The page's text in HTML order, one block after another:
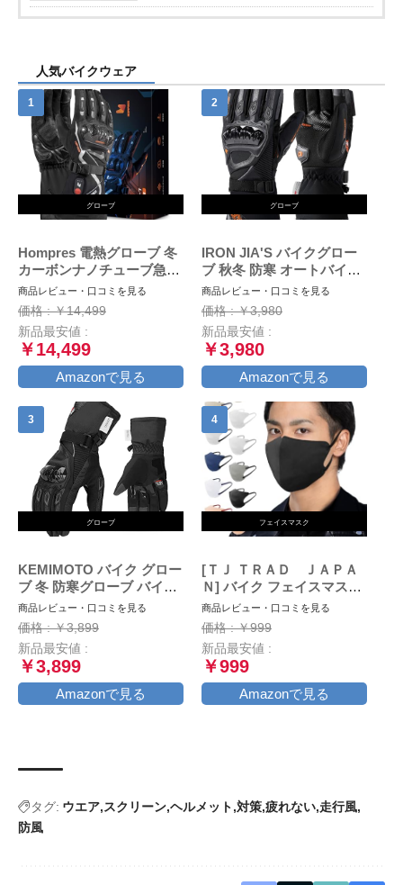
人気バイクウェア
グローブ
Hompres 電熱グローブ 冬
カーボンナノチューブ急速
発熱 バイク グローブ 大容
量バッテリー付 シガーソケ
ット給電 バッテリー残量表
示 4段階温度調節 スマホ対
応 防寒防風 撥水加工 通勤
通学 作業 男女兼用L
商品レビュー・口コミを見る
価格 : ￥14,499
新品最安値 :
￥14,499
Amazonで見る
グローブ
IRON JIA'S バイクグロー
ブ 秋冬 防寒 オートバイ手
袋 冬用 スマホ対応 防水 防
風 保護手袋 裏起毛 滑り止
め ブラック M
商品レビュー・口コミを見る
価格 : ￥3,980
新品最安値 :
￥3,980
Amazonで見る
グローブ
KEMIMOTO バイク グロー
ブ 冬 防寒グローブ バイク
冬用グローブ オートバイグ
ローブ 春/秋/冬 スマホ対応
裏起毛 防風 風止め クッシ
ョン付き 滑り止め ブラッ
ク L
商品レビュー・口コミを見る
価格 : ￥3,899
新品最安値 :
￥3,899
Amazonで見る
フェイスマスク
[ＴＪ ＴＲＡＤ ＪＡＰＡ
Ｎ] バイク フェイスマスク
大きめ マスク 日本製 不織
布 (大きめ30枚個包装, ブラ
ック×ブラック)
商品レビュー・口コミを見る
価格 : ￥999
新品最安値 :
￥999
Amazonで見る
タグ: ウエア スクリーン ヘルメット 対策 疲れない 走行風
防風